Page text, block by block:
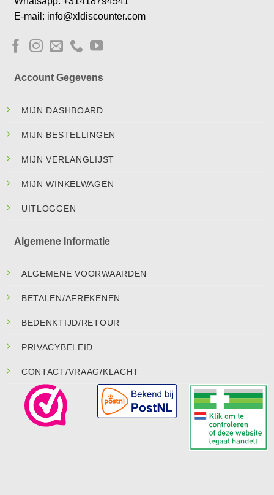
E-mail: info@xldiscounter.com
Account Gegevens
MIJN DASHBOARD
MIJN BESTELLINGEN
MIJN VERLANGLIJST
MIJN WINKELWAGEN
UITLOGGEN
Algemene Informatie
ALGEMENE VOORWAARDEN
BETALEN/AFREKENEN
BEDENKTIJD/RETOUR
PRIVACYBELEID
CONTACT/VRAAG/KLACHT